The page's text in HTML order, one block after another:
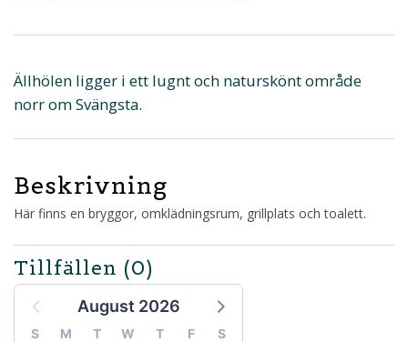
Ällhölen ligger i ett lugnt och naturskönt område
norr om Svängsta.
Beskrivning
Här finns en bryggor, omklädningsrum, grillplats och toalett.
Tillfällen (0)
August 2026
S M T W T F
S